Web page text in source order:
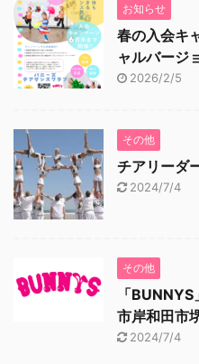
お知らせ
春の入会キ
ャルバージ
2026/2/5
その他
チアリーダ
2024/7/4
その他
「
市岸和田市
2024/7/4